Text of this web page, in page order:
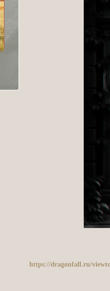
https://dragonfall.ru/